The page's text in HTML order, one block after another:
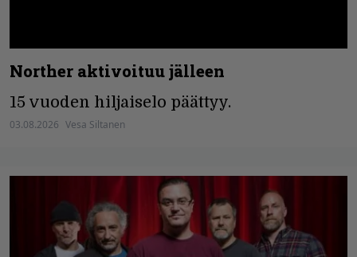
Norther aktivoituu jälleen
15 vuoden hiljaiselo päättyy.
03.08.2026 Vesa Siltanen